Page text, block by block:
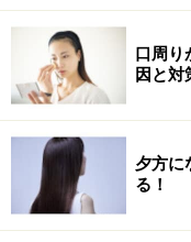
口周り
因と対
夕方に
る！